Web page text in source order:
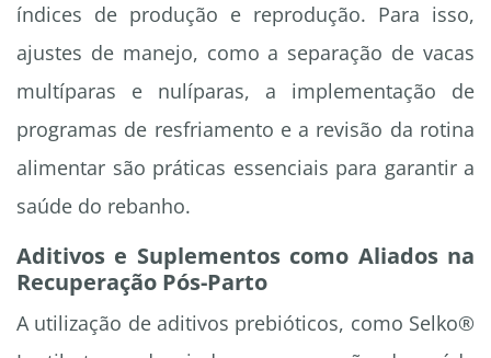
índices de produção e reprodução. Para isso,
ajustes de manejo, como a separação de vacas
multíparas e nulíparas, a implementação de
programas de resfriamento e a revisão da rotina
alimentar são práticas essenciais para garantir a
saúde do rebanho.
Aditivos e Suplementos como Aliados na
Recuperação Pós-Parto
A utilização de aditivos prebióticos, como Selko®